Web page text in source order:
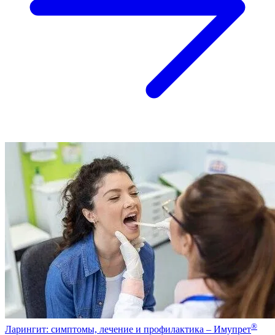
Ларингит: симптомы, лечение и профилактика – Имупрет®